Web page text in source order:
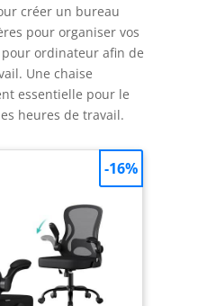
créer un bureau
pour organiser vos
ordinateur afin de
Une chaise
essentielle pour le
heures de travail.
-16%